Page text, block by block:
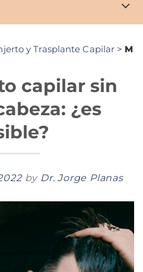
y Trasplante Capilar >
capilar sin
¿es
by Dr. Jorge Planas